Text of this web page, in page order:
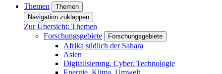
Themen
Themen
Navigation zuklappen
Zur Übersicht: Themen
Forschungsgebiete
Forschungsgebiete
Afrika südlich der Sahara
Asien
Digitalisierung, Cyber, Technologie
Energie, Klima, Umwelt